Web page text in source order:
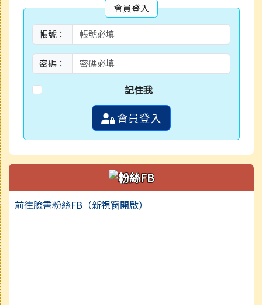
會員登入
帳號：
密碼：
記住我
會員登入
前往臉書粉絲FB（新視窗開啟）